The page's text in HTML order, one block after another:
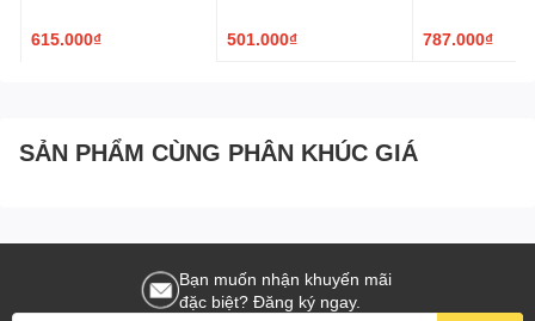
615.000₫
501.000₫
787.000₫
SẢN PHẨM CÙNG PHÂN KHÚC GIÁ
Bạn muốn nhận khuyến mãi
đặc biệt? Đăng ký ngay.